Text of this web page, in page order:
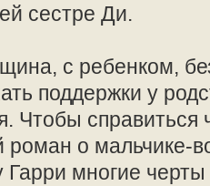
сестре Ди.
с ребенком,
поддержки у
Чтобы
роман о мальчике-
Гарри многие